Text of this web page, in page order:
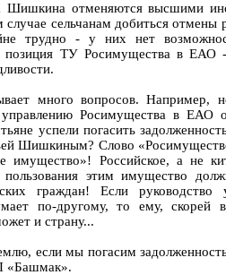
Шишкина отменяются высшими
сельчанам добиться отмены
трудно - у них нет
ТУ Росимущества в ЕАО -
много вопросов. Например,
управлению Росимущества в ЕАО
успели погасить
Шишкиным? Слово
имущество»! Российское, а не
пользования этим имущество
граждан! Если руководство
по-другому, то ему, скорей
и страну...
если мы погасим
«Башмак».